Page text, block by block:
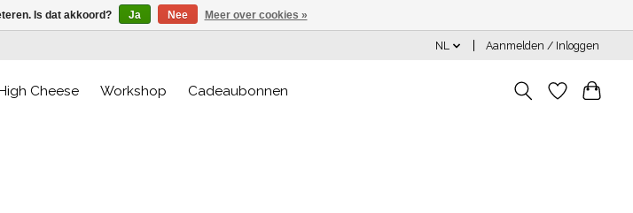
NL Aanmelden / Inloggen
Cheese Workshop Cadeaubonnen
Is dat akkoord? Ja Nee Meer over cookies »